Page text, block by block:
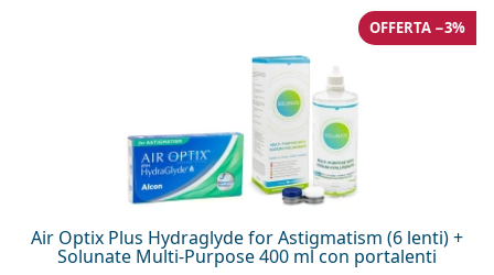
Air Optix Plus Hydraglyde for Astigmatism (6 lenti) +
Solunate Multi-Purpose 400 ml con portalenti
OFFERTA −3%